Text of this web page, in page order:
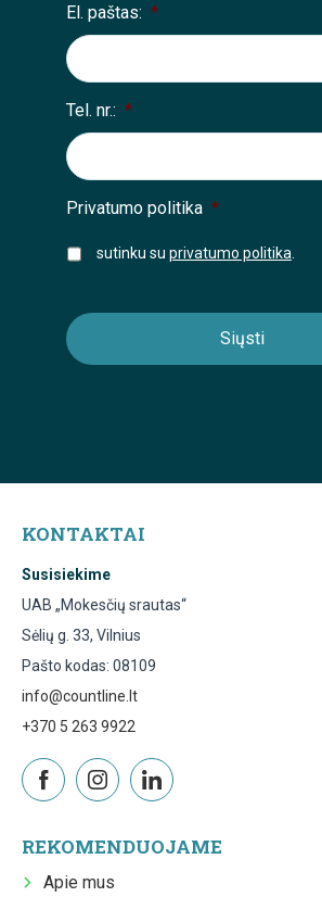
El. paštas: *
Tel. nr.: *
Privatumo politika *
sutinku su privatumo politika
KONTAKTAI
Susisiekime
UAB „Mokesčių srautas“
Sėlių g. 33, Vilnius
Pašto kodas: 08109
info@countline.lt
+370 5 263 9922
REKOMENDUOJAME
Apie mus